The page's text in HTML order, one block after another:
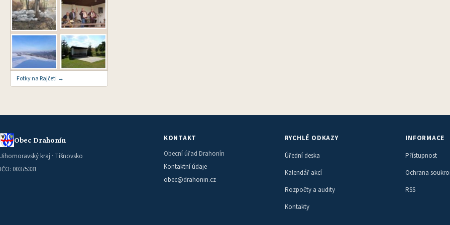
Fotky na Rajčeti →
Obec Drahonín
Jihomoravský kraj · Tišnovsko
IČO: 00375331
KONTAKT
Obecní úřad Drahonín
Kontaktní údaje
obec@drahonin.cz
RYCHLÉ ODKAZY
Úřední deska
Kalendář akcí
Rozpočty a audity
Kontakty
INFORMACE
Přístupnost
Ochrana
RSS